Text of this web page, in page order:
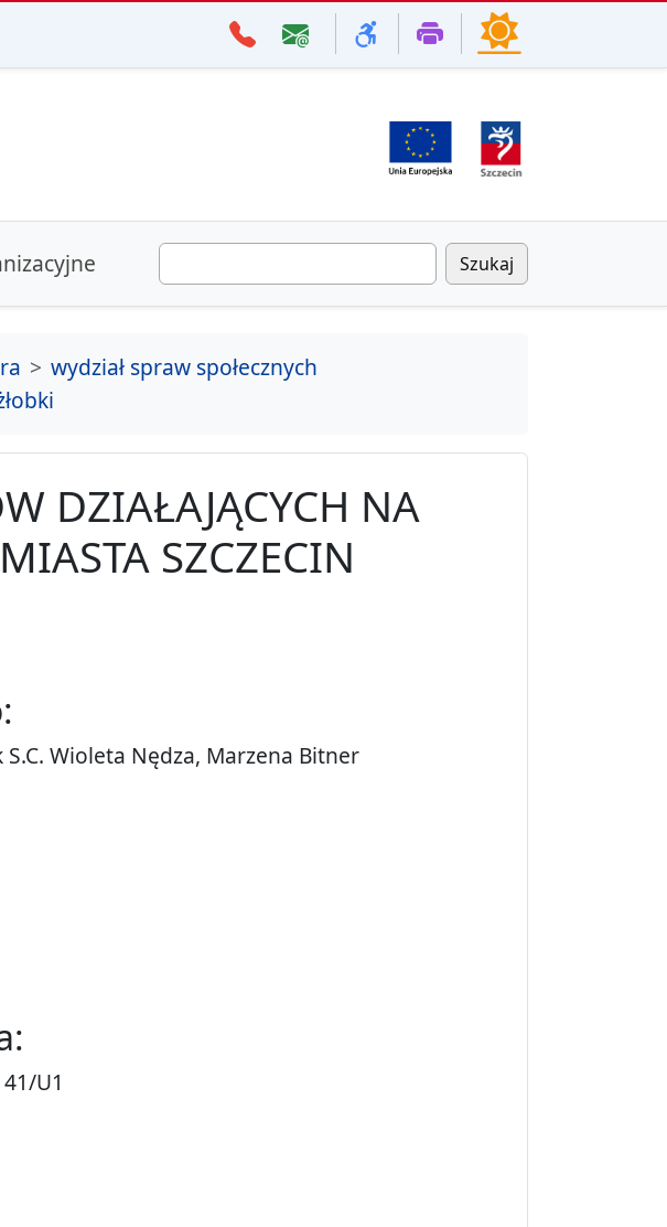
Szukaj
wydział spraw społecznych
DZIAŁAJĄCYCH NA
SZCZECIN
Wioleta Nędza, Marzena Bitner
U1